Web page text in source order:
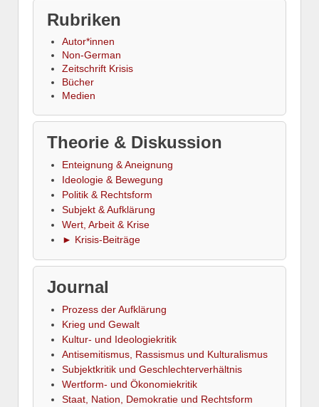
Rubriken
Autor*innen
Non-German
Zeitschrift Krisis
Bücher
Medien
Theorie & Diskussion
Enteignung & Aneignung
Ideologie & Bewegung
Politik & Rechtsform
Subjekt & Aufklärung
Wert, Arbeit & Krise
► Krisis-Beiträge
Journal
Prozess der Aufklärung
Krieg und Gewalt
Kultur- und Ideologiekritik
Antisemitismus, Rassismus und Kulturalismus
Subjektkritik und Geschlechterverhältnis
Wertform- und Ökonomiekritik
Staat, Nation, Demokratie und Rechtsform